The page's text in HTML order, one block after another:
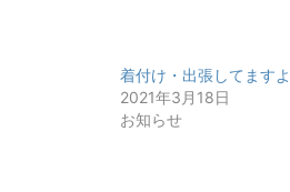
着付け・出張してます
2021年3月18日
お知らせ